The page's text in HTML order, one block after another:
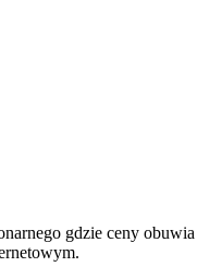
gdzie ceny obuwia